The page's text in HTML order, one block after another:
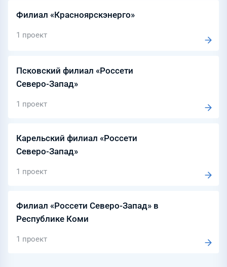
Филиал «Красноярскэнерго»
1 проект
Псковский филиал «Россети
Северо-Запад»
1 проект
Карельский филиал «Россети
Северо-Запад»
1 проект
Филиал «Россети Северо-Запад» в
Республике Коми
1 проект